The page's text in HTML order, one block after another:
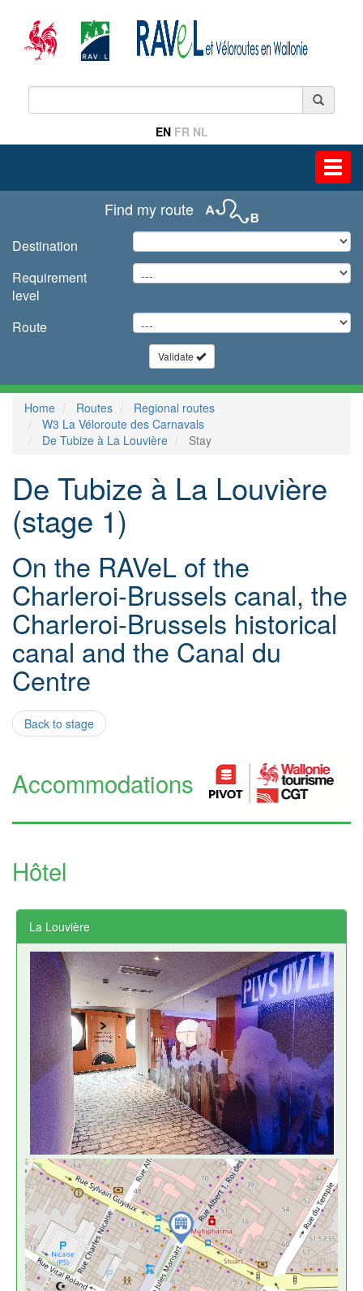
EN FR NL
Find my route
Destination
Requirement
level
Route
Validate
Home Routes
Regional routes
W3 La Véloroute des Carnavals
De Tubize à La Louvière
Stay
De Tubize à La Louvière
(stage 1)
On the RAVeL of the
Charleroi-Brussels canal, the
Charleroi-Brussels historical
canal and the Canal du
Centre
Back to stage
Accommodations
Hôtel
La Louvière